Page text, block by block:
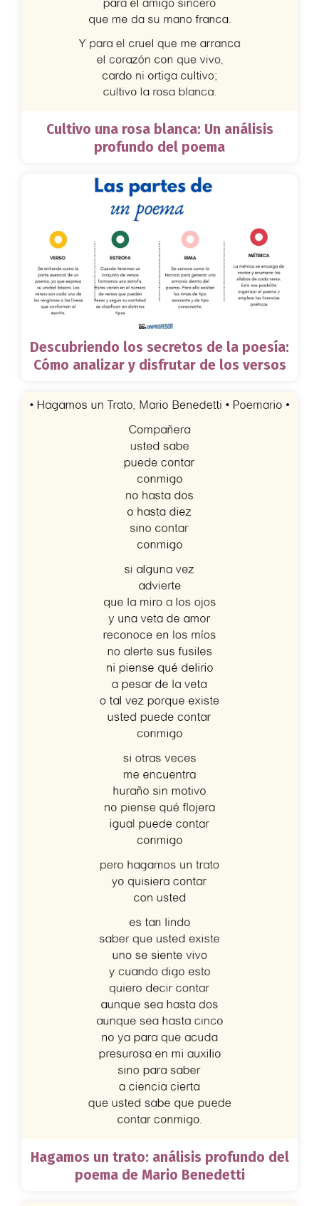
Cultivo una rosa blanca: Un análisis
profundo del poema
Descubriendo los secretos de la poesía:
Cómo analizar y disfrutar de los versos
Hagamos un trato: análisis profundo del
poema de Mario Benedetti